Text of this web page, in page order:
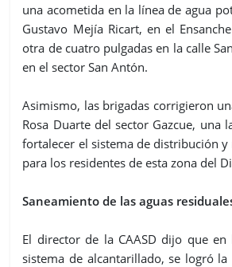
una acometida en la línea de agua
Gustavo Mejía Ricart, en el
otra de cuatro pulgadas en la calle
en el sector San Antón.
Asimismo, las brigadas corrigieron
Rosa Duarte del sector Gazcue, una
fortalecer el sistema de distribución
para los residentes de esta zona del
Saneamiento de las aguas
El director de la CAASD dijo que
sistema de alcantarillado, se logró